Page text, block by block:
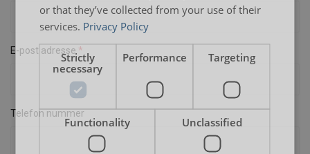
E-post adresse
Telefon nummer
or that they’ve collected from your use of their
services. Privacy Policy
Strictly
necessary
Performance Targeting
Functionality Unclassified